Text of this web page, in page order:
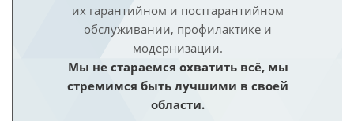
их гарантийном и постгарантийном
обслуживании, профилактике и
модернизации.
Мы не стараемся охватить всё, мы
стремимся быть лучшими в своей
области.